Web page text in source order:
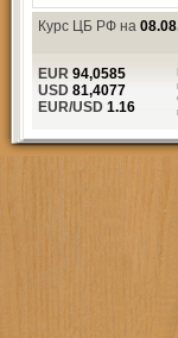
Курс ЦБ РФ на
EUR 94,0585
USD 81,4077
EUR/USD 1.16